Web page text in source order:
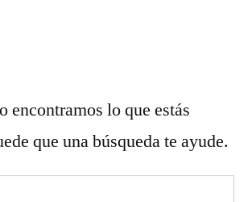
encontramos lo que estás
que una búsqueda te ayude.